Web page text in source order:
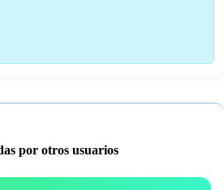
por otros usuarios